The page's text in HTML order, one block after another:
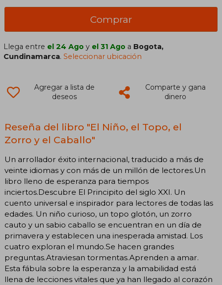
Comprar
Llega entre el 24 Ago y el 31 Ago a Bogota,
Cundinamarca.Seleccionar ubicación
Agregar a lista de
deseos
Comparte y gana
dinero
Reseña del libro "El Niño, el Topo, el
Zorro y el Caballo"
Un arrollador éxito internacional, traducido a más de
veinte idiomas y con más de un millón de lectores.Un
libro lleno de esperanza para tiempos
inciertos.Descubre El Principito del siglo XXI. Un
cuento universal e inspirador para lectores de todas las
edades. Un niño curioso, un topo glotón, un zorro
cauto y un sabio caballo se encuentran en un día de
primavera y establecen una inesperada amistad. Los
cuatro exploran el mundo.Se hacen grandes
preguntas.Atraviesan tormentas.Aprenden a amar.
Esta fábula sobre la esperanza y la amabilidad está
llena de lecciones vitales que ya han llegado al corazón